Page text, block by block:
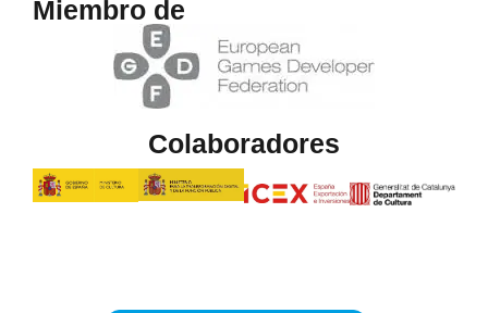
Miembro de
Colaboradores